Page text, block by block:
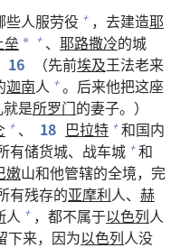
些人服劳役 + ，去建造耶
垒 * + 、 耶路撒冷的城
16 （先前埃及王法老来
迦南人 + 。后来他把这座
是所罗门的妻子。）
+ 、 18 巴拉特 + 和国内
有储货城、战车城 + 和
嫩山和他管辖的全境，完
有残存的亚摩利人、 赫
人 + ，都不属于以色列人
下来，因为以色列人没